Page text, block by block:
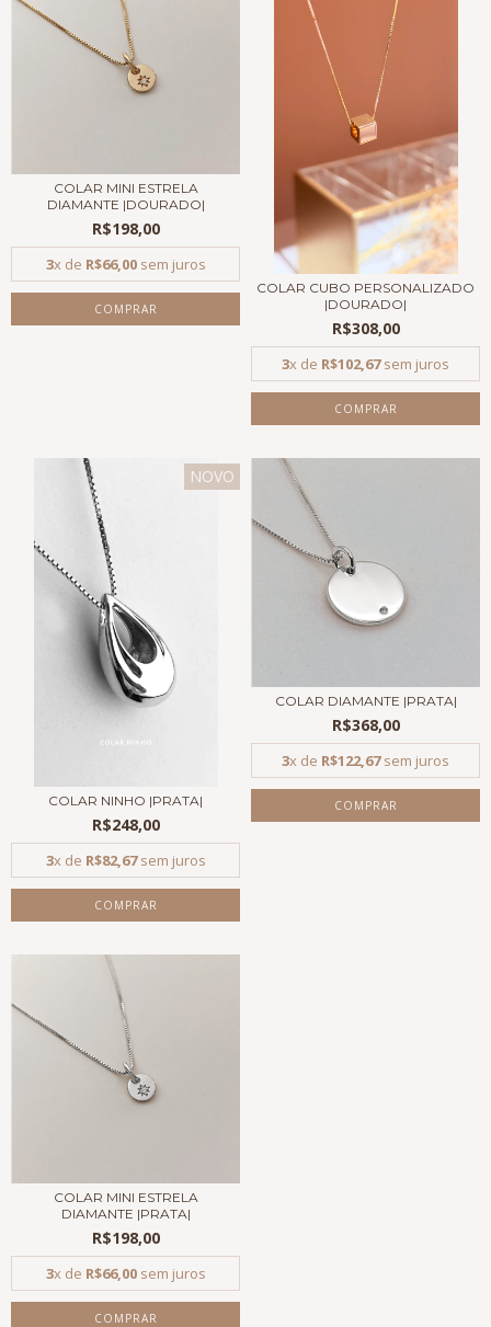
COLAR MINI ESTRELA
DIAMANTE |DOURADO|
R$198,00
3x de R$66,00sem juros
COMPRAR
COLAR CUBO PERSONALIZADO
|DOURADO|
R$308,00
3x de R$102,67sem juros
COMPRAR
NOVO
COLAR NINHO |PRATA|
R$248,00
3x de R$82,67sem juros
COMPRAR
COLAR DIAMANTE |PRATA|
R$368,00
3x de R$122,67sem juros
COMPRAR
COLAR MINI ESTRELA
DIAMANTE |PRATA|
R$198,00
3x de R$66,00sem juros
COMPRAR